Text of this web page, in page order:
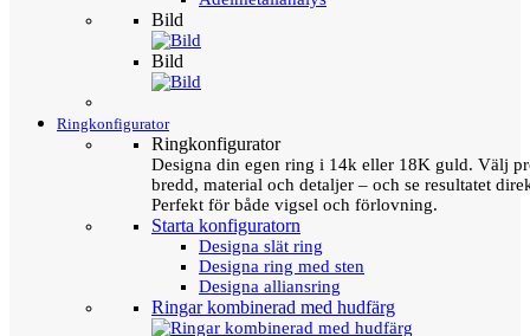
Bild
Bild
Ringkonfigurator
Ringkonfigurator
Designa din egen ring i 14k eller 18K guld. Välj
bredd, material och detaljer – och se resultatet
Perfekt för både vigsel och förlovning.
Starta konfiguratorn
Designa slät ring
Designa ring med sten
Designa alliansring
Ringar kombinerad med hudfärg